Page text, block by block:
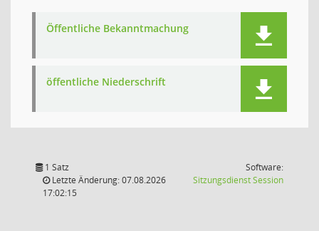
Öffentliche Bekanntmachung
öffentliche Niederschrift
1 Satz
Letzte Änderung: 07.08.2026
17:02:15
Software:
SitzungsdienstSession(Wird in